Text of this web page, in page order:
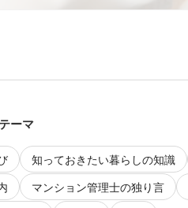
ーマ
知っておきたい暮らしの知識
マンション管理士の独り言